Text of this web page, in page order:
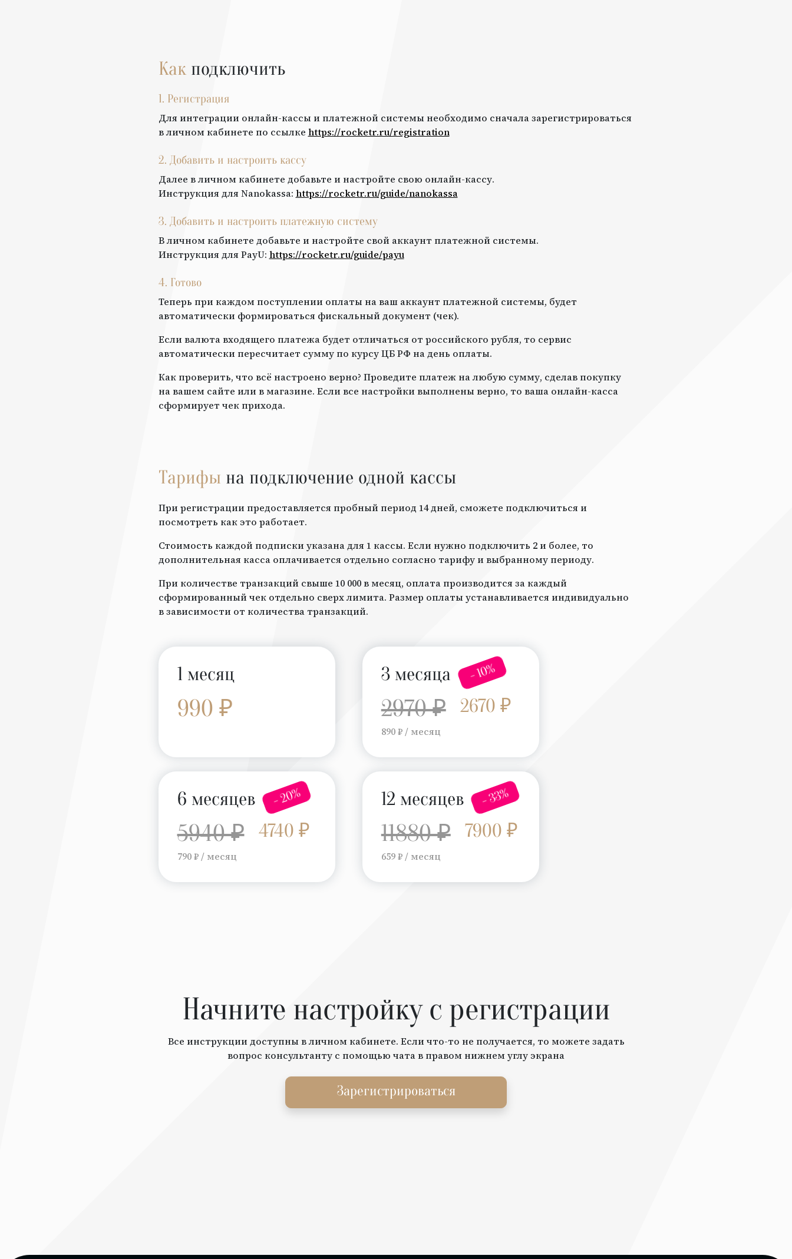
Какподключить
1. Регистрация
Для интеграции онлайн-кассы и платежной системы необходимо сначала зарегистрироваться
в личном кабинете по ссылке https://rocketr.ru/registration
2. Добавить и настроить кассу
Далее в личном кабинете добавьте и настройте свою онлайн-кассу.
Инструкция дляNanokassa: https://rocketr.ru/guide/nanokassa
3. Добавить и настроить платежную систему
В личном кабинете добавьте и настройте свой аккаунт платежной системы.
Инструкция дляPayU: https://rocketr.ru/guide/payu
4. Готово
Теперь при каждом поступлении оплаты на ваш аккаунт платежной системы, будет
автоматически формироваться фискальный документ (чек).
Если валюта входящего платежа будет отличаться от российского рубля, то сервис
автоматически пересчитает сумму по курсу ЦБ РФ на день оплаты.
Как проверить, что всё настроено верно? Проведите платеж на любую сумму, сделав покупку
на вашем сайте или в магазине. Если все настройки выполнены верно, то ваша онлайн-касса
сформирует чек прихода.
Тарифы на подключение одной кассы
При регистрации предоставляется пробный период 14 дней, сможете подключиться и
посмотреть как это работает.
Стоимость каждой подписки указана для 1 кассы. Если нужно подключить 2 и более, то
дополнительная касса оплачивается отдельно согласно тарифу и выбранному периоду.
При количестве транзакций свыше 10 000 в месяц, оплата производится за каждый
сформированный чек отдельно сверх лимита. Размер оплаты устанавливается индивидуально
в зависимости от количества транзакций.
1 месяц
990 ₽
3 месяца - 10%
2970 ₽ 2670 ₽
890 ₽ / месяц
6 месяцев - 20%
5940 ₽ 4740 ₽
790 ₽ / месяц
12 месяцев - 33%
11880 ₽ 7900 ₽
659 ₽ / месяц
Начните настройку с регистрации
Все инструкции доступны в личном кабинете. Если что-то не получается, то можете задать
вопрос консультанту с помощью чата в правом нижнем углу экрана
Зарегистрироваться